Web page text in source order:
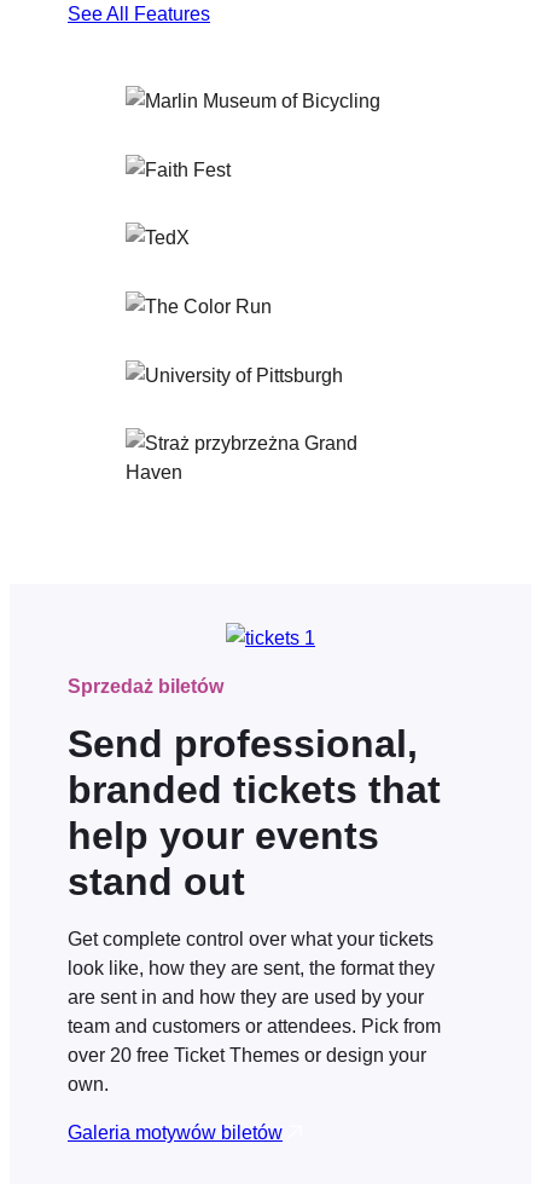
See All Features
Sprzedaż biletów
Send professional,
branded tickets that
help your events
stand out
Get complete control over what your tickets
look like, how they are sent, the format they
are sent in and how they are used by your
team and customers or attendees. Pick from
over 20 free Ticket Themes or design your
own.
Galeria motywów biletów